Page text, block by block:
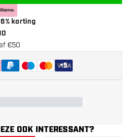
korting
€50
+5
OOK INTERESSANT?